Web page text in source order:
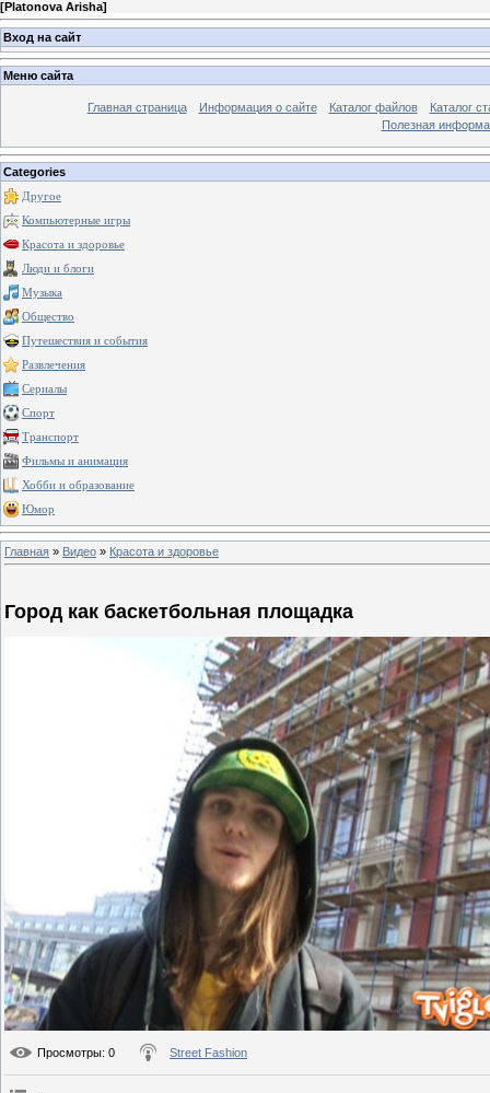
[Platonova Arisha]
Вход на сайт
Меню сайта
Главная страница Информация о сайте Каталог файлов
Каталог
Полезная
Categories
Другое
Компьютерные игры
Красота и здоровье
Люди и блоги
Музыка
Общество
Путешествия и события
Развлечения
Сериалы
Спорт
Транспорт
Фильмы и анимация
Хобби и образование
Юмор
Главная » Видео » Красота и здоровье
Город как баскетбольная площадка
Просмотры: 0 Street Fashion